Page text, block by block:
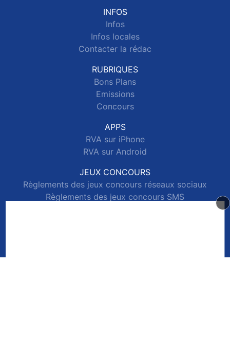
INFOS
Infos
Infos locales
Contacter la rédac
RUBRIQUES
Bons Plans
Emissions
Concours
APPS
RVA sur iPhone
RVA sur Android
JEUX CONCOURS
Règlements des jeux concours réseaux sociaux
Règlements des jeux concours SMS